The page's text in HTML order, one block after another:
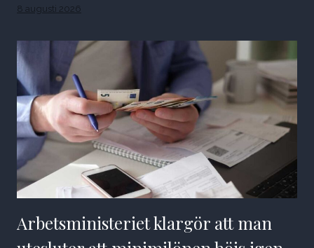
8 augusti 2026
Arbetsministeriet klargör att man